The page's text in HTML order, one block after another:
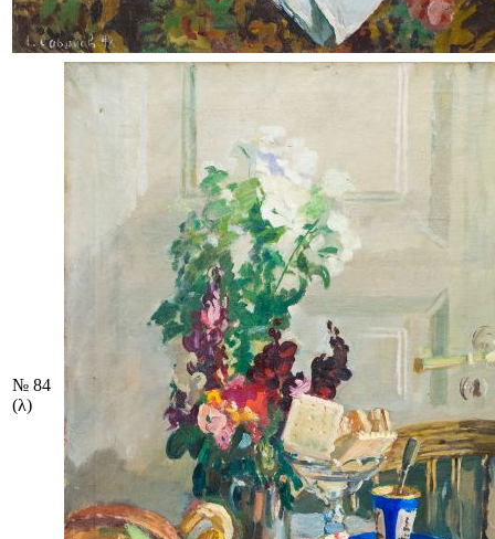
№ 84
(λ)